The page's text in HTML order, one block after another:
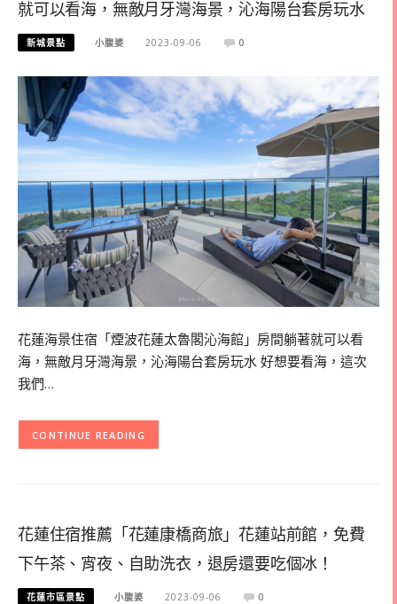
就可以看海，無敵月牙灣海景，沁海陽台套房玩水
新城景點 小腹婆 2023-09-06 0
花蓮海景住宿「煙波花蓮太魯閣沁海館」房間躺著就可以看
海，無敵月牙灣海景，沁海陽台套房玩水 好想要看海，這次
我們…
CONTINUE READING
花蓮住宿推薦「花蓮康橋商旅」花蓮站前館，免費
下午茶、宵夜、自助洗衣，退房還要吃個冰！
花蓮市區景點 小腹婆 2023-09-06 0